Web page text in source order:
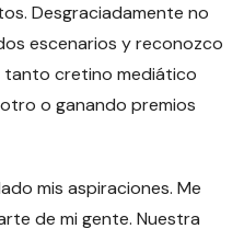
Desgraciadamente no
escenarios y reconozco
tanto cretino mediático
o ganando premios
mis aspiraciones. Me
de mi gente. Nuestra